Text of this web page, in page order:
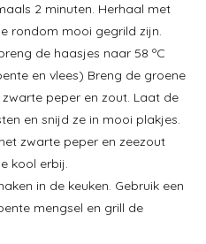
2 minuten. Herhaal met
rondom mooi gegrild zijn.
de haasjes naar 58 ºC
en vlees) Breng de groene
peper en zout. Laat de
en snijd ze in mooi plakjes.
zwarte peper en zeezout
kool erbij.
in de keuken. Gebruik een
mengsel en grill de